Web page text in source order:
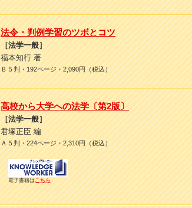
法令・判例学習のツボとコツ
［法学一般］
福本知行 著
Ｂ５判・192ページ・2,090円（税込）
高校から大学への法学〔第2版〕
［法学一般］
君塚正臣 編
Ａ５判・224ページ・2,310円（税込）
電子書籍は こちら